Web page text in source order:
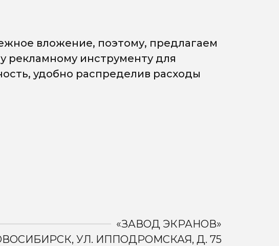
вложение, поэтому, предлагаем
рекламному инструменту для
удобно распределив расходы
«ЗАВОД ЭКРАНОВ»
УЛ. ИППОДРОМСКАЯ, Д. 75